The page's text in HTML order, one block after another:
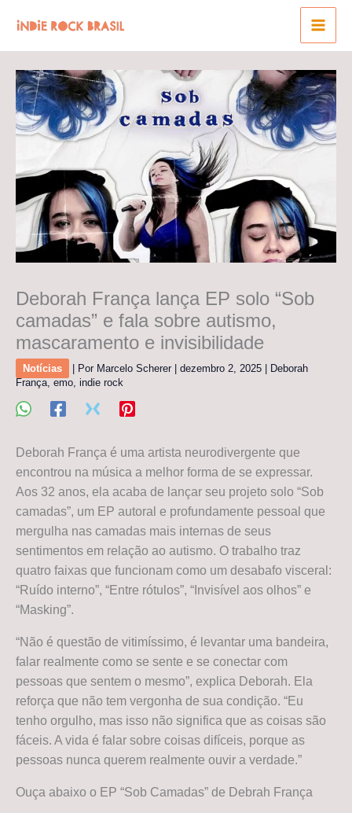
para
o
conteúdo
Deborah França lança EP solo “Sob
camadas” e fala sobre autismo,
mascaramento e invisibilidade
Notícias | Por Marcelo Scherer dezembro 2, 2025
Deborah
França, emo, indie rock
Deborah França é uma artista neurodivergente que
encontrou na música a melhor forma de se expressar.
Aos 32 anos, ela acaba de lançar seu projeto solo “Sob
camadas”, um EP autoral e profundamente pessoal que
mergulha nas camadas mais internas de seus
sentimentos em relação ao autismo. O trabalho traz
quatro faixas que funcionam como um desabafo visceral:
“Ruído interno”, “Entre rótulos”, “Invisível aos olhos” e
“Masking”.
“Não é questão de vitimíssimo, é levantar uma bandeira,
falar realmente como se sente e se conectar com
pessoas que sentem o mesmo”, explica Deborah. Ela
reforça que não tem vergonha de sua condição. “Eu
tenho orgulho, mas isso não significa que as coisas são
fáceis. A vida é falar sobre coisas difíceis, porque as
pessoas nunca querem realmente ouvir a verdade.”
Ouça abaixo o EP “Sob Camadas” de Debrah França